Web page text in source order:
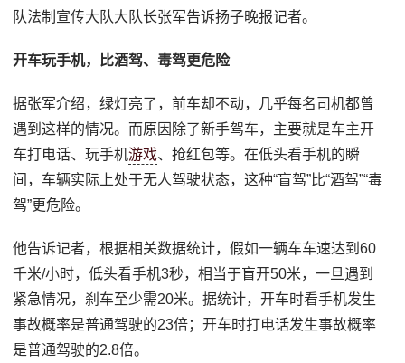
队法制宣传大队大队长张军告诉扬子晚报记者。
开车玩手机，比酒驾、毒驾更危险
据张军介绍，绿灯亮了，前车却不动，几乎每名司机都曾
遇到这样的情况。而原因除了新手驾车，主要就是车主开
车打电话、玩手机游戏、抢红包等。在低头看手机的瞬
间，车辆实际上处于无人驾驶状态，这种“盲驾”比“酒驾”“毒
驾”更危险。
他告诉记者，根据相关数据统计，假如一辆车车速达到60
千米/小时，低头看手机3秒，相当于盲开50米，一旦遇到
紧急情况，刹车至少需20米。据统计，开车时看手机发生
事故概率是普通驾驶的23倍；开车时打电话发生事故概率
是普通驾驶的2.8倍。